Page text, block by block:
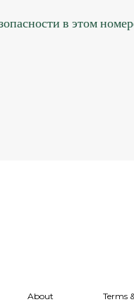
в этом
About
Terms